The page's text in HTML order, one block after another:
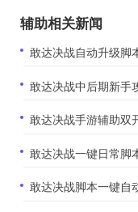
辅助相关新闻
敢达决战中后期新手
敢达决战手游辅助双
敢达决战一键日常脚